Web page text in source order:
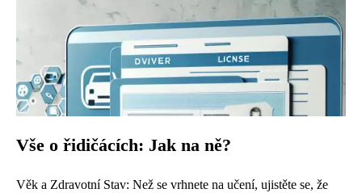
Vše o řidičácích: Jak na ně?
Věk a Zdravotní Stav: Než se vrhnete na učení, ujistěte se, že